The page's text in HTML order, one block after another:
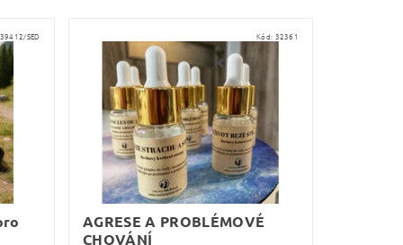
39412/SED Kód: 32361
AGRESE A PROBLÉMOVÉ
CHOVÁNÍ